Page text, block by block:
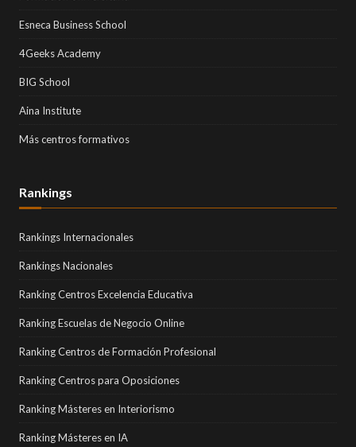
Esneca Business School
4Geeks Academy
BIG School
Aina Institute
Más centros formativos
Rankings
Rankings Internacionales
Rankings Nacionales
Ranking Centros Excelencia Educativa
Ranking Escuelas de Negocio Online
Ranking Centros de Formación Profesional
Ranking Centros para Oposiciones
Ranking Másteres en Interiorismo
Ranking Másteres en IA